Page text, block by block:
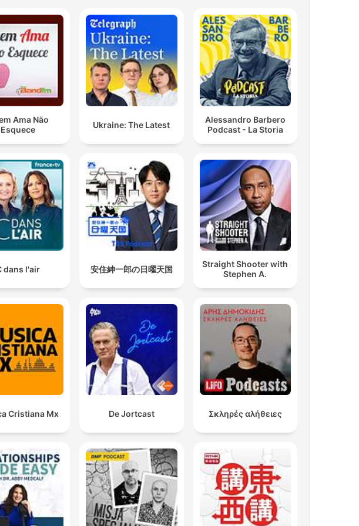
Ama Não
Esquece
Ukraine: The Latest
Alessandro Barbero
Podcast - La Storia
dans l'air 安住紳一郎の日曜天国
Straight Shooter with
Stephen A.
Cristiana Mx De Jortcast Σκληρές αλήθειες